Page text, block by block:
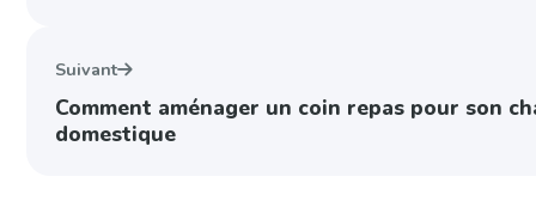
Suivant
Comment aménager un coin repas pour son
domestique